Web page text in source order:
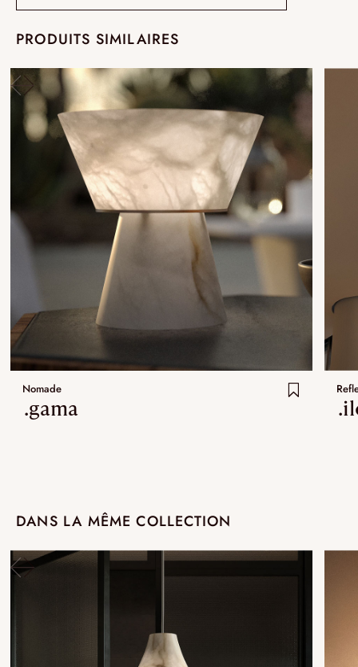
PRODUITS SIMILAIRES
Nomade
.gama
DANS LA MÊME COLLECTION